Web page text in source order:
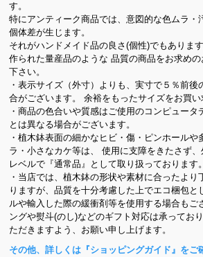
す。
特にアンティーク商品では、意図的な色ムラ・
個体差が生じます。
それがハンドメイド品の良さ(個性)でもありま
作られた量産品のような 品質の商品をお求めの
下さい。
・表示サイズ（外寸）よりも、実寸で５％前
合がございます。 余裕をもったサイズをお買い
・商品の色合いや質感はご使用のコンピュー
とは異なる場合がございます。
・植木鉢表面の細かなヒビ・傷・ピンホールや
ラ・小さなカケ等は、 使用に支障をきたさず
レベルで『通常品』として取り扱っております。
・当店では、植木鉢の形状や素材に合ったより
りますが、品質を十分考慮した上でエコ梱包と
ルや輸入した際の緩衝剤等を使用する場合もご
ングや熨斗(のし)などのギフト対応は承ってお
ただきますよう、お願い申し上げます。
その他、詳しくは『ショッピングガイド』をご